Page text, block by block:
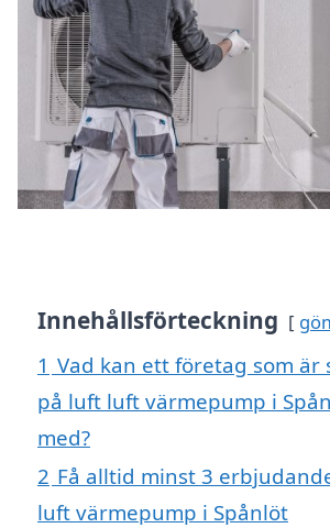
Innehållsförteckning
1 Vad kan ett företag som är
på luft luft värmepump i
med?
2 Få alltid minst 3
luft värmepump i Spånlöt